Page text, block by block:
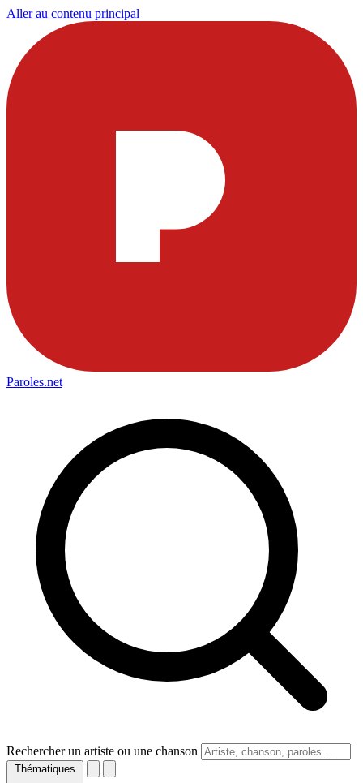
Aller au contenu principal
Paroles.net
Rechercher un artiste ou une chanson
Thématiques